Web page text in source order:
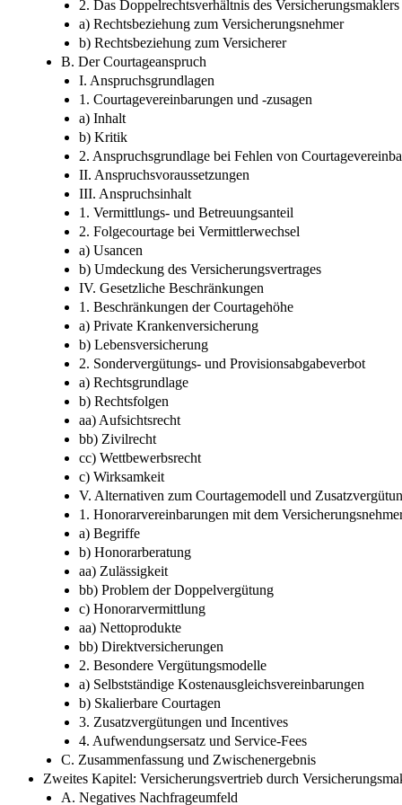
2. Das Doppelrechtsverhältnis des Versicherungsmaklers
a) Rechtsbeziehung zum Versicherungsnehmer
b) Rechtsbeziehung zum Versicherer
B. Der Courtageanspruch
I. Anspruchsgrundlagen
1. Courtagevereinbarungen und -zusagen
a) Inhalt
b) Kritik
2. Anspruchsgrundlage bei Fehlen von
II. Anspruchsvoraussetzungen
III. Anspruchsinhalt
1. Vermittlungs- und Betreuungsanteil
2. Folgecourtage bei Vermittlerwechsel
a) Usancen
b) Umdeckung des Versicherungsvertrages
IV. Gesetzliche Beschränkungen
1. Beschränkungen der Courtagehöhe
a) Private Krankenversicherung
b) Lebensversicherung
2. Sondervergütungs- und Provisionsabgabeverbot
a) Rechtsgrundlage
b) Rechtsfolgen
aa) Aufsichtsrecht
bb) Zivilrecht
cc) Wettbewerbsrecht
c) Wirksamkeit
V. Alternativen zum Courtagemodell und
1. Honorarvereinbarungen mit dem
a) Begriffe
b) Honorarberatung
aa) Zulässigkeit
bb) Problem der Doppelvergütung
c) Honorarvermittlung
aa) Nettoprodukte
bb) Direktversicherungen
2. Besondere Vergütungsmodelle
a) Selbstständige Kostenausgleichsvereinbarungen
b) Skalierbare Courtagen
3. Zusatzvergütungen und Incentives
4. Aufwendungsersatz und Service-Fees
C. Zusammenfassung und Zwischenergebnis
Zweites Kapitel: Versicherungsvertrieb durch
A. Negatives Nachfrageumfeld